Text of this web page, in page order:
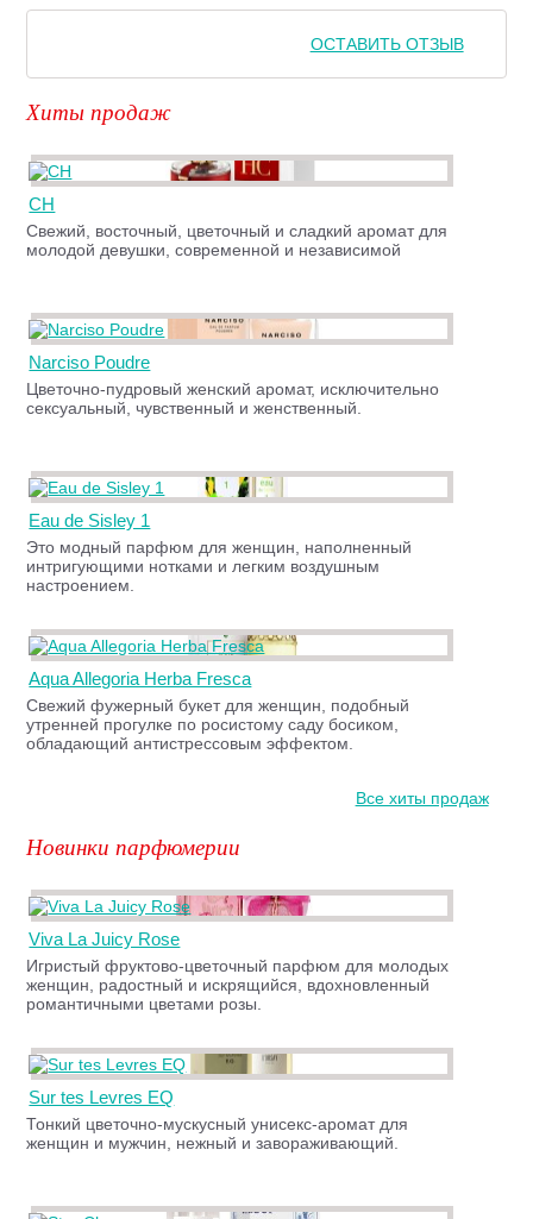
ОСТАВИТЬ ОТЗЫВ
Хиты продаж
CH
Свежий, восточный, цветочный и сладкий аромат для
молодой девушки, современной и независимой
Narciso Poudre
Цветочно-пудровый женский аромат, исключительно
сексуальный, чувственный и женственный.
Eau de Sisley 1
Это модный парфюм для женщин, наполненный
интригующими нотками и легким воздушным
настроением.
Aqua Allegoria Herba Fresca
Свежий фужерный букет для женщин, подобный
утренней прогулке по росистому саду босиком,
обладающий антистрессовым эффектом.
Все хиты продаж
Новинки парфюмерии
Viva La Juicy Rose
Игристый фруктово-цветочный парфюм для молодых
женщин, радостный и искрящийся, вдохновленный
романтичными цветами розы.
Sur tes Levres EQ
Тонкий цветочно-мускусный унисекс-аромат для
женщин и мужчин, нежный и завораживающий.